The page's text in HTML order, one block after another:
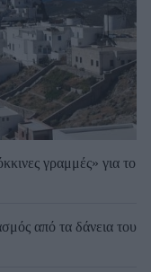
γραμμές» για το
από τα δάνεια του